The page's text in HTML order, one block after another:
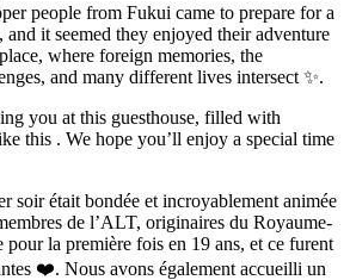
people from Fukui came to prepare for a
it seemed they enjoyed their adventure
where foreign memories, the
and many different lives intersect ✨.
you at this guesthouse, filled with
this . We hope you’ll enjoy a special time
soir était bondée et incroyablement animée
de l’ALT, originaires du Royaume-
la première fois en 19 ans, et ce furent
❤️. Nous avons également accueilli un